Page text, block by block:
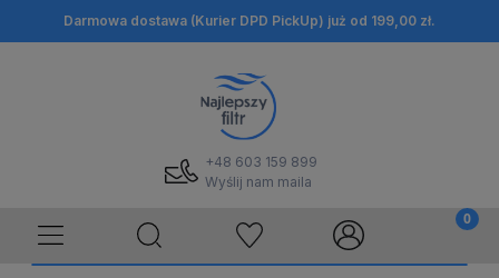
Darmowa dostawa (Kurier DPD PickUp) już od 199,00 zł.
+48 603 159 899
Wyślij nam maila